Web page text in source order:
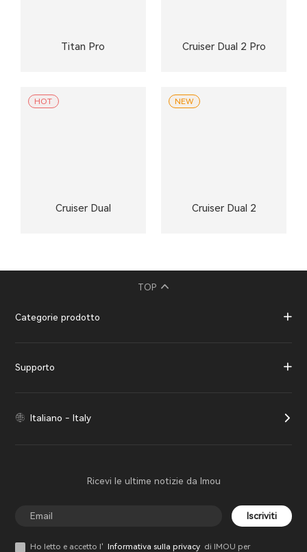
Titan Pro Cruiser Dual 2 Pro
Cruiser Dual
HOT
Cruiser Dual 2
NEW
TOP
Categorie prodotto
Supporto
Italiano - Italy
Ricevi le ultime notizie da Imou
Iscriviti
Ho letto e accetto l' Informativa sulla privacy di IMOU per